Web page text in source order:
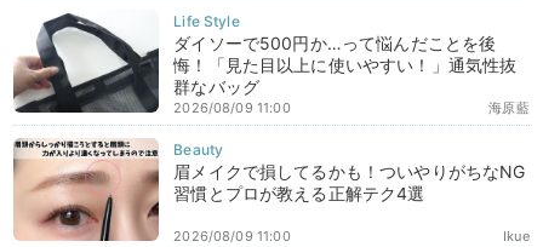
ダイソーで500円か…って悩んだことを後
悔！「見た目以上に使いやすい！」通気性抜
群なバッグ
海原藍
2026/08/09 11:00
眉メイクで損してるかも！ついやりがちなNG
習慣とプロが教える正解テク4選
Ikue
2026/08/09 11:00